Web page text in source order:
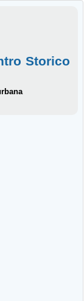
Storico